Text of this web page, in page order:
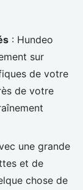
: Hundeo
sur
de votre
de votre
une grande
et de
chose de